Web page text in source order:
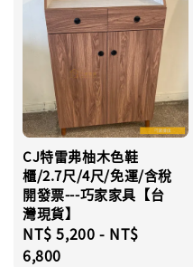
CJ特雷弗柚木色鞋
櫃/2.7尺/4尺/免運/含稅
開發票---巧家家具【台
灣現貨】
Regular
price
NT$ 5,200 - NT$
6,800